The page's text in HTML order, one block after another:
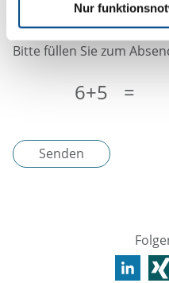
Nur
Bitte füllen Sie zum
6+5 =
Senden